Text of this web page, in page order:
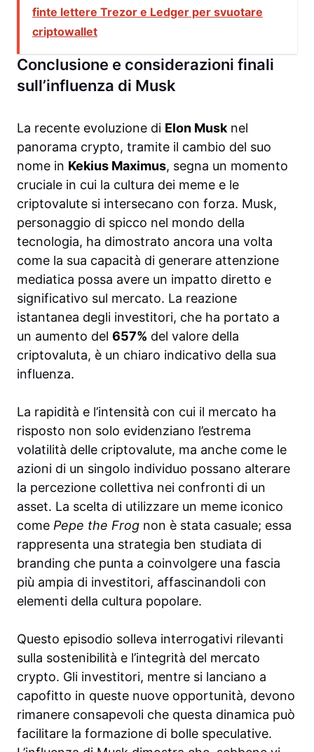
finte lettere Trezor e Ledger per svuotare
criptowallet
Conclusione e considerazioni finali
sull’influenza di Musk
La recente evoluzione di Elon Musk nel
panorama crypto, tramite il cambio del suo
nome in Kekius Maximus, segna un momento
cruciale in cui la cultura dei meme e le
criptovalute si intersecano con forza. Musk,
personaggio di spicco nel mondo della
tecnologia, ha dimostrato ancora una volta
come la sua capacità di generare attenzione
mediatica possa avere un impatto diretto e
significativo sul mercato. La reazione
istantanea degli investitori, che ha portato a
un aumento del 657% del valore della
criptovaluta, è un chiaro indicativo della sua
influenza.
La rapidità e l’intensità con cui il mercato ha
risposto non solo evidenziano l’estrema
volatilità delle criptovalute, ma anche come le
azioni di un singolo individuo possano alterare
la percezione collettiva nei confronti di un
asset. La scelta di utilizzare un meme iconico
come Pepe the Frog non è stata casuale; essa
rappresenta una strategia ben studiata di
branding che punta a coinvolgere una fascia
più ampia di investitori, affascinandoli con
elementi della cultura popolare.
Questo episodio solleva interrogativi rilevanti
sulla sostenibilità e l’integrità del mercato
crypto. Gli investitori, mentre si lanciano a
capofitto in queste nuove opportunità, devono
rimanere consapevoli che questa dinamica può
facilitare la formazione di bolle speculative.